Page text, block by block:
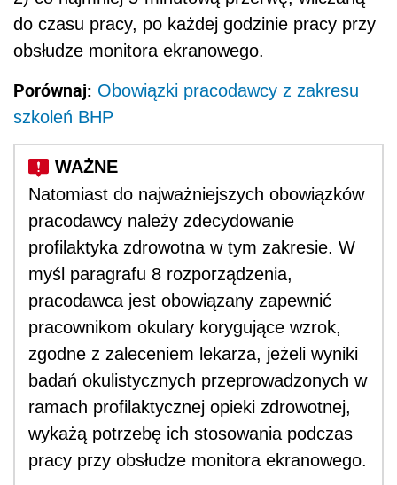
do czasu pracy, po każdej godzinie pracy przy
obsłudze monitora ekranowego.
Porównaj: Obowiązki pracodawcy z zakresu
szkoleń BHP
Natomiast do najważniejszych obowiązków
pracodawcy należy zdecydowanie
profilaktyka zdrowotna w tym zakresie. W
myśl paragrafu 8 rozporządzenia,
pracodawca jest obowiązany zapewnić
pracownikom okulary korygujące wzrok,
zgodne z zaleceniem lekarza, jeżeli wyniki
badań okulistycznych przeprowadzonych w
ramach profilaktycznej opieki zdrowotnej,
wykażą potrzebę ich stosowania podczas
pracy przy obsłudze monitora ekranowego.